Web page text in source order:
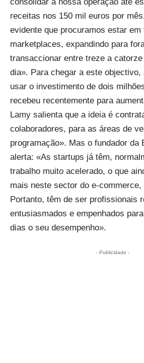
receitas nos 150 mil euros por
evidente que procuramos estar em
marketplaces, expandindo para
transaccionar entre treze a
dia». Para chegar a este objectivo,
usar o investimento de dois
recebeu recentemente para
Lamy salienta que a ideia é
colaboradores, para as áreas de
programação». Mas o fundador da
alerta: «As startups já têm,
trabalho muito acelerado, o que
mais neste sector do e-
Portanto, têm de ser profissionais
entusiasmados e empenhados
dias o seu desempenho».
- Publicidade -